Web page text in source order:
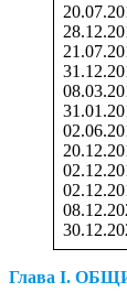
Глава I.